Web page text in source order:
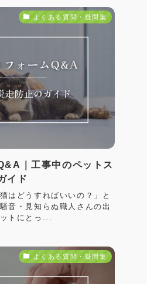
よくある質問・疑問集
｜工事中のペットス
イド
はどうすればいいの？」と
音・見知らぬ職人さんの出
トにとっ...
よくある質問・疑問集